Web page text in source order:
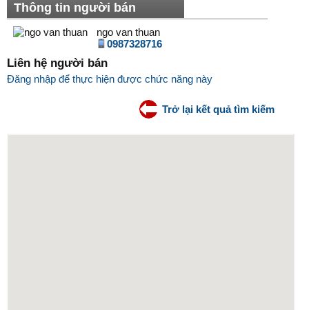
Thông tin người bán
ngo van thuan
0987328716
Liên hệ người bán
Đăng nhập để thực hiện được chức năng này
Trở lại kết quả tìm kiếm